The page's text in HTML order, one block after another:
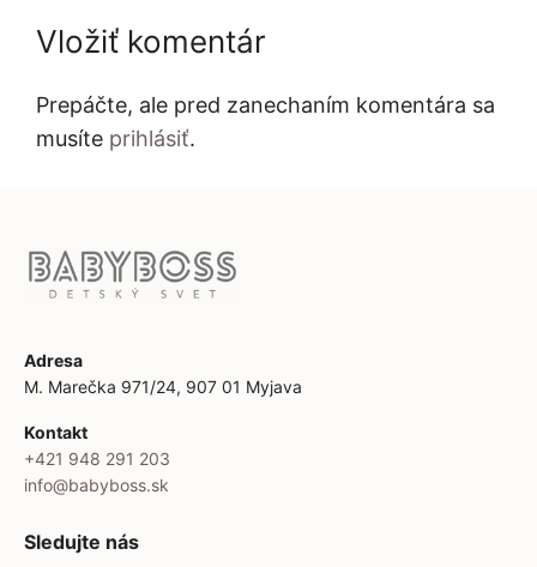
Vložiť komentár
Prepáčte, ale pred zanechaním komentára sa
musíte prihlásiť.
Adresa
M. Marečka 971/24, 907 01 Myjava
Kontakt
+421 948 291 203
info@babyboss.sk
Sledujte nás